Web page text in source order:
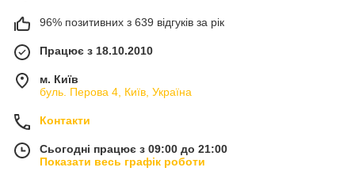
96% позитивних з 639 відгуків за рік
Працює з 18.10.2010
м. Київ
буль. Перова 4, Київ, Україна
Контакти
Сьогодні працює з 09:00 до 21:00
Показати весь графік роботи